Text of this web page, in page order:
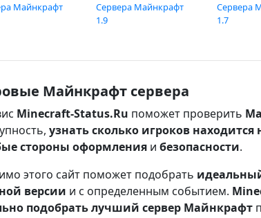
Майнкрафт
Сервера Майнкрафт
1.9
Сервера
1.7
Майнкрафт сервера
Minecraft-Status.Ru поможет проверить
узнать сколько игроков находится
стороны оформления и безопасности.
этого сайт поможет подобрать
версии и с определенным событием.
подобрать лучший сервер Майнкрафт